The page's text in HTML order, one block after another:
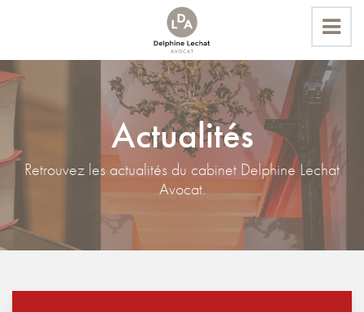
Accueil
Actualités
Actualités
Retrouvez les actualités du cabinet Delphine Lechat
Avocat.